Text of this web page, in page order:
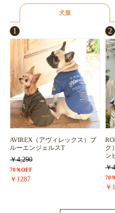
お買い物を続ける
犬服
1
AVIREX（アヴィレックス）ブ
ルーエンジェルスT
￥4,290
70％OFF
￥1287
2
ク
ン
￥
70
￥